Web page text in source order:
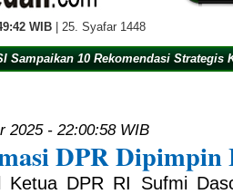
WIB | 25. Syafar 1448
Sampaikan 10 Rekomendasi Strategis
2025 - 22:00:58 WIB
DPR
Ketua DPR RI Sufmi